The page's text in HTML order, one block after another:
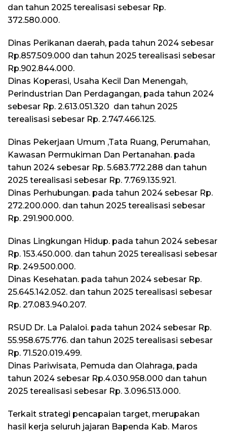
dan tahun 2025 terealisasi sebesar Rp.
372.580.000.
Dinas Perikanan daerah, pada tahun 2024 sebesar
Rp.857.509.000 dan tahun 2025 terealisasi sebesar
Rp.902.844.000.
Dinas Koperasi, Usaha Kecil Dan Menengah,
Perindustrian Dan Perdagangan, pada tahun 2024
sebesar Rp. 2.613.051.320 dan tahun 2025
terealisasi sebesar Rp. 2.747.466.125.
Dinas Pekerjaan Umum ,Tata Ruang, Perumahan,
Kawasan Permukiman Dan Pertanahan. pada
tahun 2024 sebesar Rp. 5.683.772.288 dan tahun
2025 terealisasi sebesar Rp. 7.769.135.921.
Dinas Perhubungan. pada tahun 2024 sebesar Rp.
272.200.000. dan tahun 2025 terealisasi sebesar
Rp. 291.900.000.
Dinas Lingkungan Hidup. pada tahun 2024 sebesar
Rp. 153.450.000. dan tahun 2025 terealisasi sebesar
Rp. 249.500.000.
Dinas Kesehatan. pada tahun 2024 sebesar Rp.
25.645.142.052. dan tahun 2025 terealisasi sebesar
Rp. 27.083.940.207.
RSUD Dr. La Palaloi. pada tahun 2024 sebesar Rp.
55.958.675.776. dan tahun 2025 terealisasi sebesar
Rp. 71.520.019.499.
Dinas Pariwisata, Pemuda dan Olahraga, pada
tahun 2024 sebesar Rp.4.030.958.000 dan tahun
2025 terealisasi sebesar Rp. 3.096.513.000.
Terkait strategi pencapaian target, merupakan
hasil kerja seluruh jajaran Bapenda Kab. Maros